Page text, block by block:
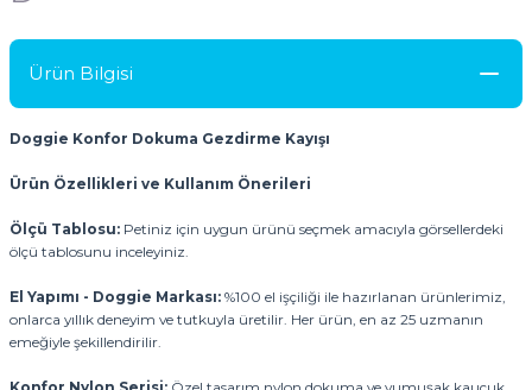
Ürün Bilgisi
Doggie Konfor Dokuma Gezdirme Kayışı
Ürün Özellikleri ve Kullanım Önerileri
Ölçü Tablosu: Petiniz için uygun ürünü seçmek amacıyla görsellerdeki
ölçü tablosunu inceleyiniz.
El Yapımı - Doggie Markası: %100 el işçiliği ile hazırlanan ürünlerimiz,
onlarca yıllık deneyim ve tutkuyla üretilir. Her ürün, en az 25 uzmanın
emeğiyle şekillendirilir.